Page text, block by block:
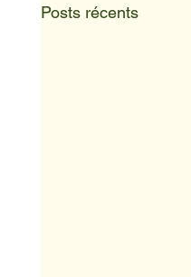
Posts récents